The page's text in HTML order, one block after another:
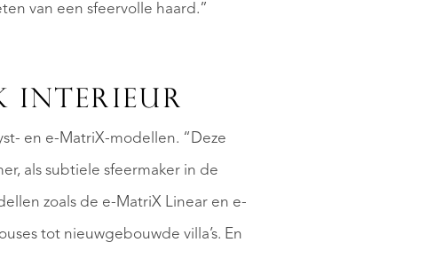
van een sfeervolle haard.”
INTERIEUR
en e-MatriX-modellen. “Deze
als subtiele sfeermaker in de
zoals de e-MatriX Linear en e-
tot nieuwgebouwde villa’s. En